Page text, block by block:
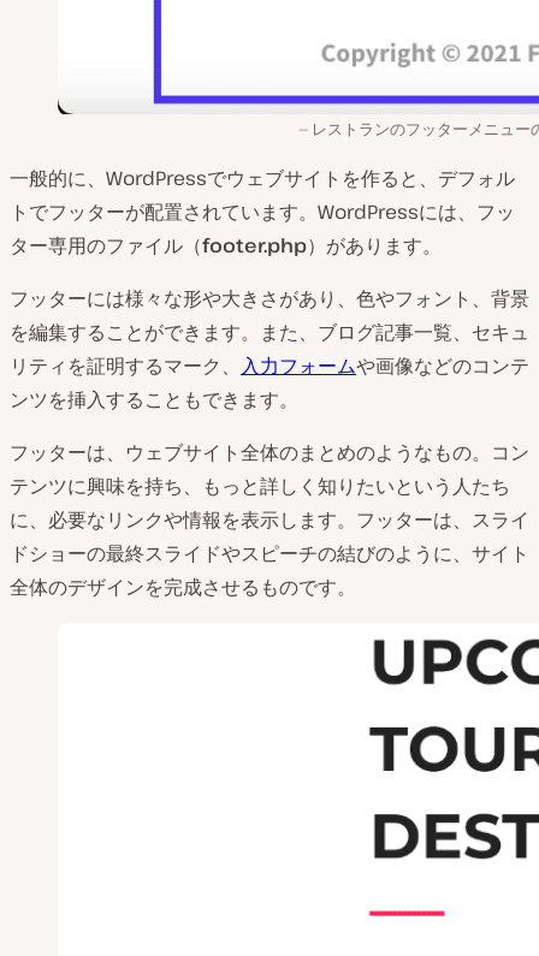
レストランのフッターメニュー
一般的に、WordPressでウェブサイトを作ると、デフォル
トでフッターが配置されています。WordPressには、フッ
ター専用のファイル（footer.php）があります。
フッターには様々な形や大きさがあり、色やフォント、背景
を編集することができます。また、ブログ記事一覧、セキュ
リティを証明するマーク、 入力フォームや画像などのコンテ
ンツを挿入することもできます。
フッターは、ウェブサイト全体のまとめのようなもの。コン
テンツに興味を持ち、もっと詳しく知りたいという人たち
に、必要なリンクや情報を表示します。フッターは、スライ
ドショーの最終スライドやスピーチの結びのように、サイト
全体のデザインを完成させるものです。